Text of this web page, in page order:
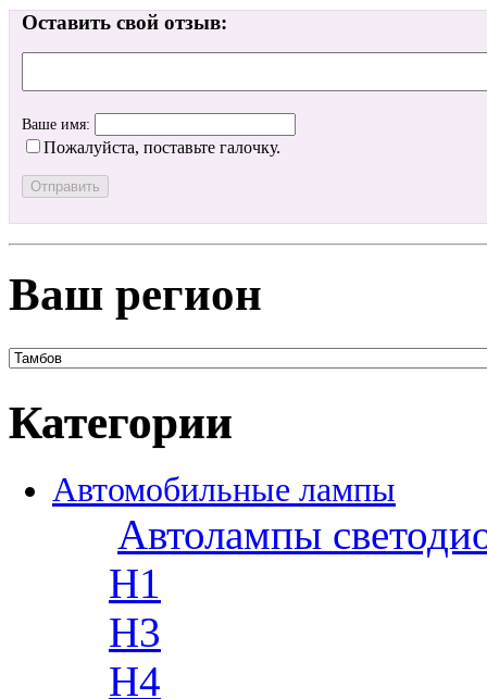
Оставить свой отзыв:
Ваше имя:
Пожалуйста, поставьте галочку.
Ваш регион
Категории
Автомобильные лампы
Автолампы
H1
H3
H4